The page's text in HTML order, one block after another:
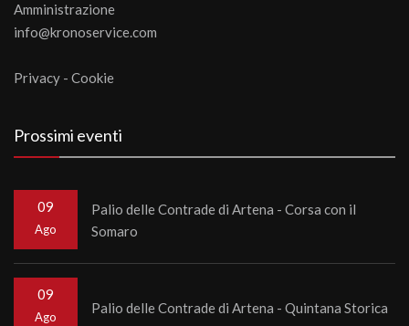
Amministrazione
info@kronoservice.com
Privacy - Cookie
Prossimi eventi
09
Ago
Palio delle Contrade di Artena - Corsa con il
Somaro
09
Ago
Palio delle Contrade di Artena - Quintana Storica